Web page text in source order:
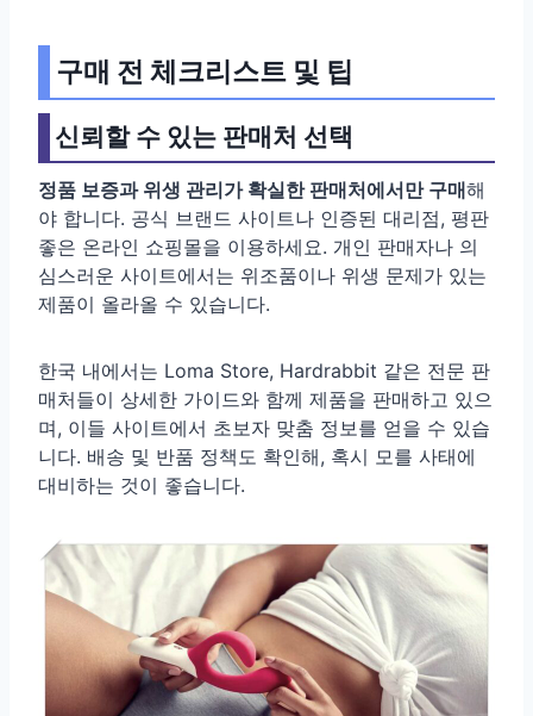
구매 전 체크리스트 및 팁
신뢰할 수 있는 판매처 선택
정품 보증과 위생 관리가 확실한 판매처에서만 구매해
야 합니다. 공식 브랜드 사이트나 인증된 대리점, 평판
좋은 온라인 쇼핑몰을 이용하세요. 개인 판매자나 의
심스러운 사이트에서는 위조품이나 위생 문제가 있는
제품이 올라올 수 있습니다.
한국 내에서는 Loma Store, Hardrabbit 같은 전문 판
매처들이 상세한 가이드와 함께 제품을 판매하고 있으
며, 이들 사이트에서 초보자 맞춤 정보를 얻을 수 있습
니다. 배송 및 반품 정책도 확인해, 혹시 모를 사태에
대비하는 것이 좋습니다.